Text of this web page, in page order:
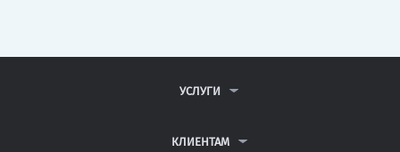
УСЛУГИ
ДИПЛОМНЫЕ РАБОТЫ
КЛИЕНТАМ